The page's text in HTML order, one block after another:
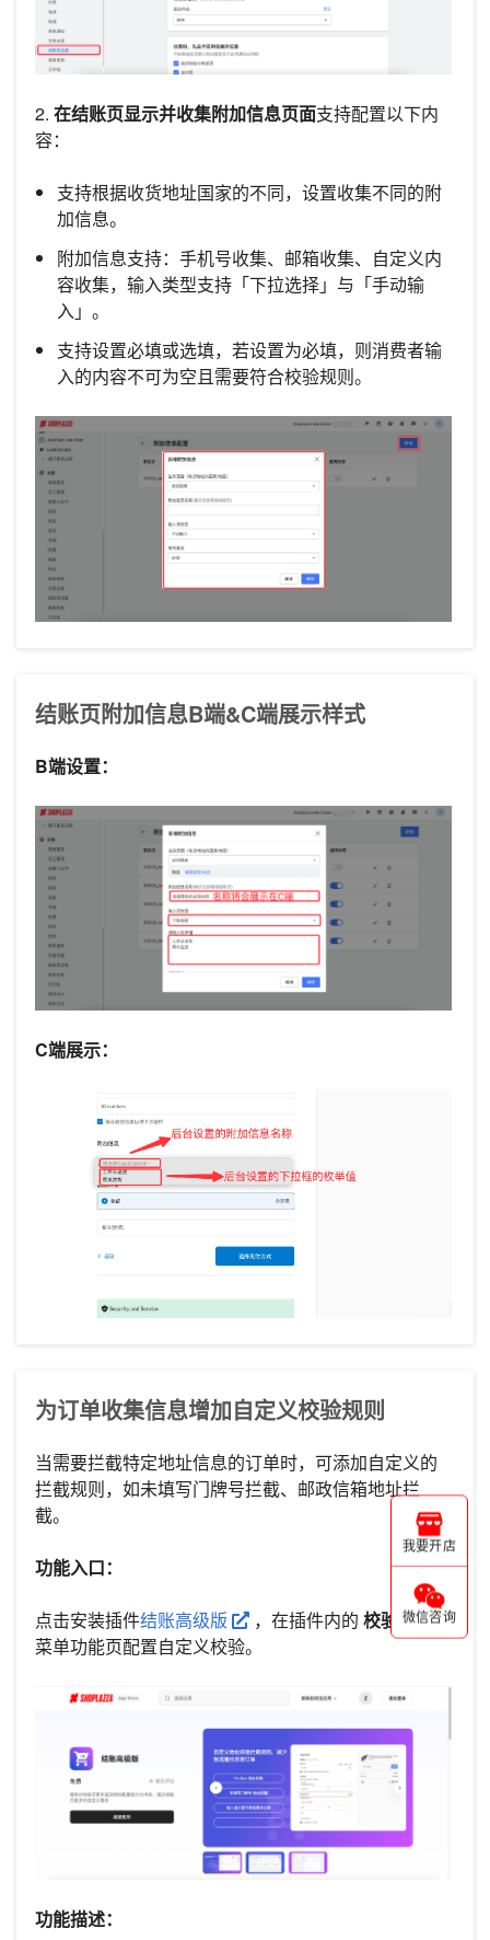
2. 在结账页显示并收集附加信息页面支持配置以下内
容：
支持根据收货地址国家的不同，设置收集不同的附
加信息。
附加信息支持：手机号收集、邮箱收集、自定义内
容收集，输入类型支持「下拉选择」与「手动输
入」。
支持设置必填或选填，若设置为必填，则消费者输
入的内容不可为空且需要符合校验规则。
结账页附加信息B端&C端展示样式
B端设置：
C端展示：
为订单收集信息增加自定义校验规则
当需要拦截特定地址信息的订单时，可添加自定义的
拦截规则，如未填写门牌号拦截、邮政信箱地址拦
截。
功能入口：
点击安装插件结账高级版 ，在插件内的 校验与拦截
菜单功能页配置自定义校验。
功能描述：
我要开店
微信咨询